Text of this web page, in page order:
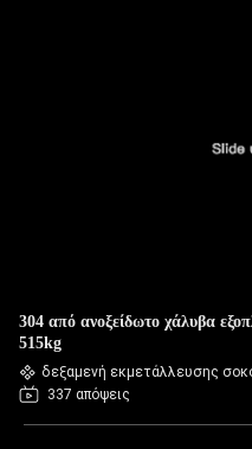
304 από ανοξείδωτο χάλυβα
515kg
δεξαμενή εκμετάλλευσης
337 απόψεις